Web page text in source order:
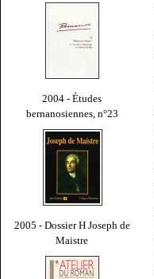
2004 - Études
bernanosiennes, n°23
2005 - Dossier H Joseph de
Maistre